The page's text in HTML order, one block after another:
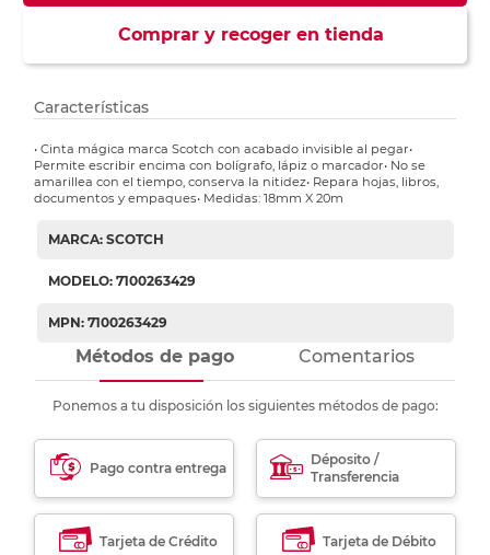
Comprar y recoger en tienda
Características
• Cinta mágica marca Scotch con acabado invisible al pegar•
Permite escribir encima con bolígrafo, lápiz o marcador• No se
amarillea con el tiempo, conserva la nitidez• Repara hojas, libros,
documentos y empaques• Medidas: 18mm X 20m
MARCA: SCOTCH
MODELO: 7100263429
MPN: 7100263429
Métodos de pago Comentarios
Ponemos a tu disposición los siguientes métodos de pago:
Pago contra entrega
Déposito /
Transferencia
Tarjeta de Crédito Tarjeta de Débito